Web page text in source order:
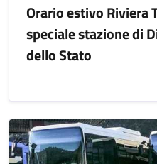
Orario estivo Riviera
speciale stazione di
dello Stato